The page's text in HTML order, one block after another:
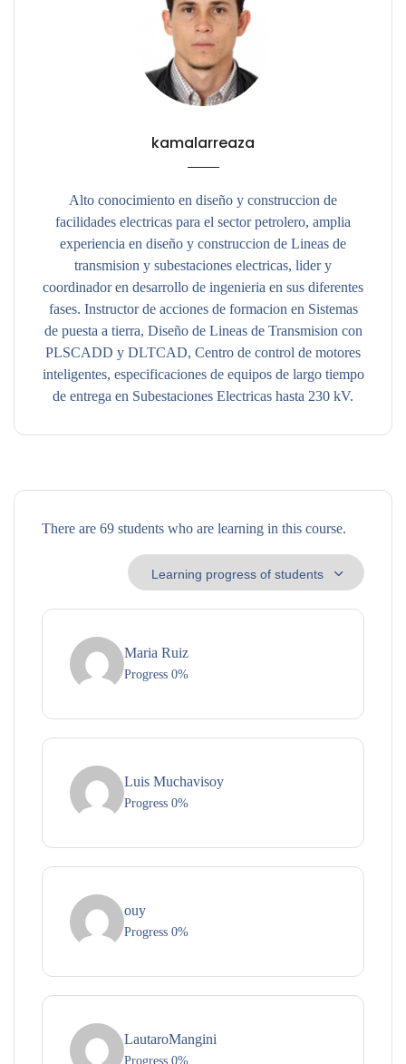
kamalarreaza
Alto conocimiento en diseño y construccion de
facilidades electricas para el sector petrolero, amplia
experiencia en diseño y construccion de Lineas de
transmision y subestaciones electricas, lider y
coordinador en desarrollo de ingenieria en sus diferentes
fases. Instructor de acciones de formacion en Sistemas
de puesta a tierra, Diseño de Lineas de Transmision con
PLSCADD y DLTCAD, Centro de control de motores
inteligentes, especificaciones de equipos de largo tiempo
de entrega en Subestaciones Electricas hasta 230 kV.
There are 69 students who are learning in this course.
Maria Ruiz
Progress 0%
Luis Muchavisoy
Progress 0%
ouy
Progress 0%
LautaroMangini
Progress 0%